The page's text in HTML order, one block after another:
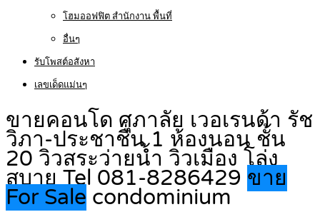
โฮมออฟฟิต สำนักงาน พื้นที่
อื่นๆ
รับโพสต์อสังหา
เลขเด็ดแม่นๆ
ขายคอนโด ศุภาลัย เวอเรนด้า รัช
วิภา-ประชาชื่น 1 ห้องนอน ชั้น
20 วิวสระว่ายน้ำ วิวเมือง โล่ง
สบาย Tel 081-8286429 ขาย
For Sale condominium